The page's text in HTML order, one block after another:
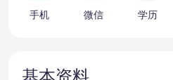
手机 微信 学历